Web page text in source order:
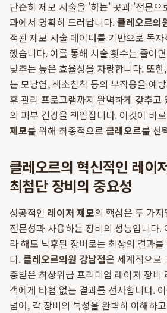
단순히 제모 시술을 '하는' 곳과 '전문으
과에서 명확히 드러납니다.클레오르의
적된 제모 시술 데이터를 기반으로 독
했습니다. 이를 통해 시술 횟수는 줄이
낮추는 높은 효율성을 자랑합니다. 또
는 모낭염, 색소침착 등의 부작용을 예
후 관리 프로그램까지 완벽하게 갖추고
의 피부 건강을 책임집니다. 이것이 바
제모를 위해 최종적으로 클레오르를 선
클레오르의 혁신적인 레이
최첨단 장비의 중요성
성공적인 레이저 제모의 핵심은 두 가
전문성과 사용하는 장비의 성능입니다.
라 해도 낙후된 장비로는 최상의 결과
다.클레오르의원 강남점은 세계적으로
증받은 최상위급 프리미엄 레이저 장비
객에게 타협 없는 결과를 선사합니다.
넘어, 각 장비의 특성을 완벽히 이해하